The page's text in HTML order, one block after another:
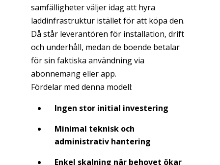
samfälligheter väljer idag att hyra
laddinfrastruktur istället för att köpa den.
Då står leverantören för installation, drift
och underhåll, medan de boende betalar
för sin faktiska användning via
abonnemang eller app.
Fördelar med denna modell:
Ingen stor initial investering
Minimal teknisk och
administrativ hantering
Enkel skalning när behovet ökar